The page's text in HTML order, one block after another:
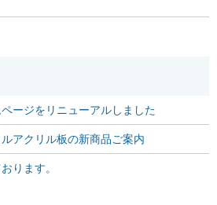
ージをリニューアルしました
アクリル板の新商品ご案内
ります。